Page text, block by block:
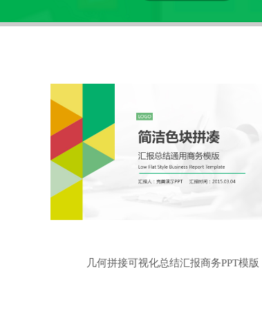
几何拼接可视化总结汇报商务PPT模版